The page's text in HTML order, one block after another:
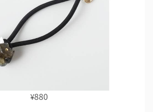
¥880